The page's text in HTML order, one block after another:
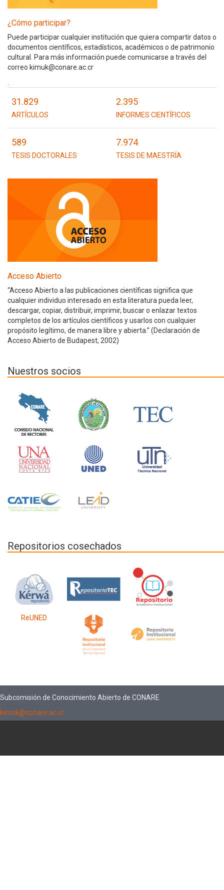
¿Cómo participar?
Puede participar cualquier institución que quiera compartir datos o
documentos científicos, estadísticos, académicos o de patrimonio
cultural. Para más información puede comunicarse a través del
correo kimuk@conare.ac.cr
31.829
ARTÍCULOS
2.395
INFORMES CIENTÍFICOS
589
TESIS DOCTORALES
7.974
TESIS DE MAESTRÍA
Acceso Abierto
“Acceso Abierto a las publicaciones científicas significa que
cualquier individuo interesado en esta literatura pueda leer,
descargar, copiar, distribuir, imprimir, buscar o enlazar textos
completos de los artículos científicos y usarlos con cualquier
propósito legítimo, de manera libre y abierta.” (Declaración de
Acceso Abierto de Budapest, 2002)
Nuestros socios
Repositorios cosechados
ReUNED
Subcomisión de Conocimiento Abierto de CONARE
kimuk@conare.ac.cr